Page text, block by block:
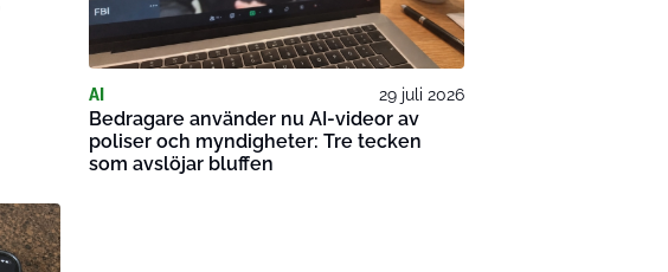
AI 29 juli 2026
Bedragare använder nu AI-videor av
poliser och myndigheter: Tre tecken
som avslöjar bluffen